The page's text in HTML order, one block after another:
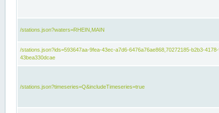
/stations.json?waters=RHEIN,MAIN
/stations.json?ids=593647aa-9fea-43ec-a7d6-6476a76ae868,70272185-b2b3-
43bea330dcae
/stations.json?timeseries=Q&includeTimeseries=true